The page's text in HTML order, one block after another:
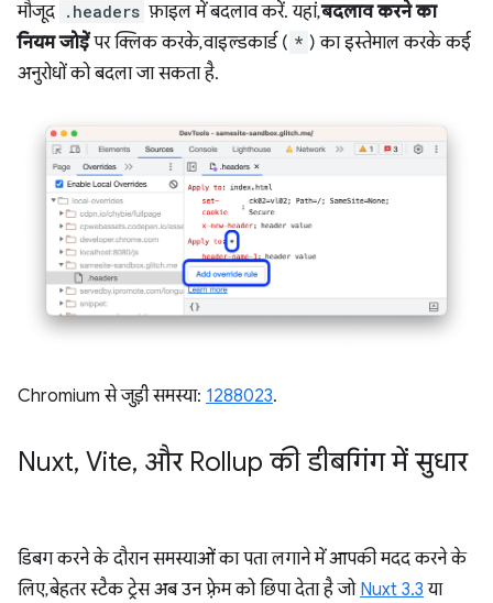
मौजूद .headers फ़ाइल में बदलाव करें. यहां,बदलाव करने का
नियम जोड़ेंपर क्लिक करके, वाइल्डकार्ड ( * ) का इस्तेमाल करके कई
अनुरोधों को बदला जा सकता है.
Chromium से जुड़ी समस्या: 1288023.
Nuxt, Vite, और Rollup की डीबगिंग में सुधार
डिबग करने के दौरान समस्याओं का पता लगाने में आपकी मदद करने के
लिए, बेहतर स्टैक ट्रेस अब उन फ़्रेम को छिपा देता है जो Nuxt 3.3 या